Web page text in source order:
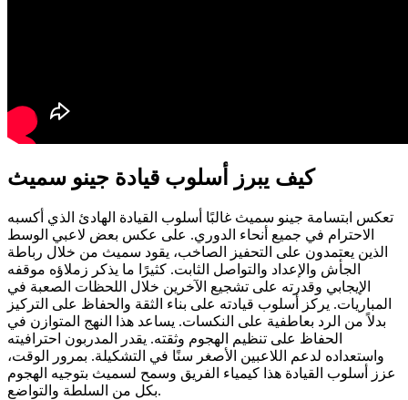
كيف يبرز أسلوب قيادة جينو سميث
تعكس ابتسامة جينو سميث غالبًا أسلوب القيادة الهادئ الذي أكسبه
الاحترام في جميع أنحاء الدوري. على عكس بعض لاعبي الوسط
الذين يعتمدون على التحفيز الصاخب، يقود سميث من خلال رباطة
الجأش والإعداد والتواصل الثابت. كثيرًا ما يذكر زملاؤه موقفه
الإيجابي وقدرته على تشجيع الآخرين خلال اللحظات الصعبة في
المباريات. يركز أسلوب قيادته على بناء الثقة والحفاظ على التركيز
بدلاً من الرد بعاطفية على النكسات. يساعد هذا النهج المتوازن في
الحفاظ على تنظيم الهجوم وثقته. يقدر المدربون احترافيته
واستعداده لدعم اللاعبين الأصغر سنًا في التشكيلة. بمرور الوقت،
عزز أسلوب القيادة هذا كيمياء الفريق وسمح لسميث بتوجيه الهجوم
بكل من السلطة والتواضع.